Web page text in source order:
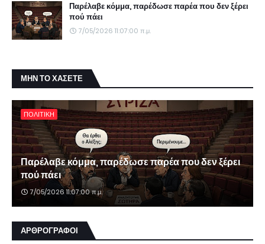
Παρέλαβε κόμμα, παρέδωσε παρέα που δεν ξέρει
πού πάει
7/05/2026 11:07:00 π.μ.
ΜΗΝ ΤΟ ΧΑΣΕΤΕ
ΠΟΛΙΤΙΚΗ
Παρέλαβε κόμμα, παρέδωσε παρέα που δεν ξέρει
πού πάει
7/05/2026 11:07:00 π.μ.
ΑΡΘΡΟΓΡΑΦΟΙ